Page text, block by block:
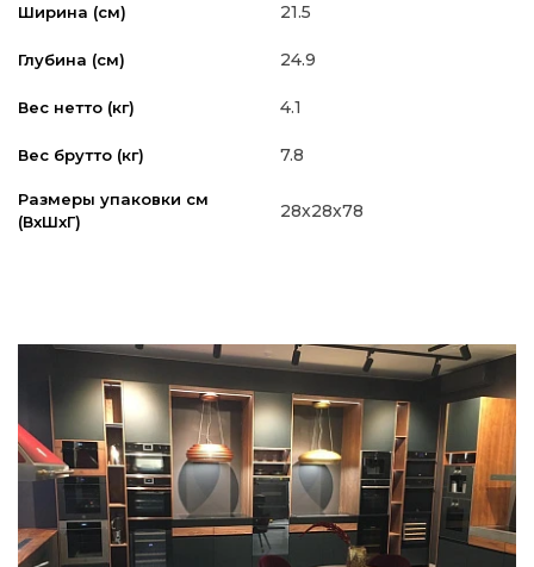
Ширина (см) 21.5
Глубина (см) 24.9
Вес нетто (кг) 4.1
Вес брутто (кг) 7.8
Размеры упаковки см
(ВxШxГ)
28х28х78